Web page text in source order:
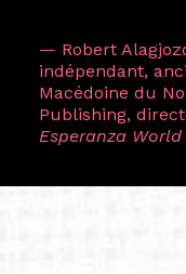
— Robert
indépendant,
Macédoine du
Publishing,
Esperanza